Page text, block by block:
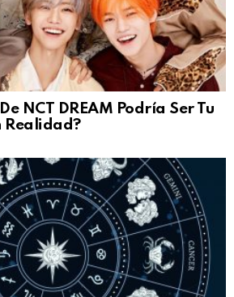
NCT DREAM Podría Ser Tu
Realidad?